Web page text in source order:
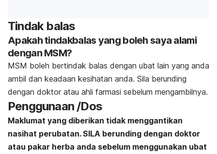
Tindak balas
Apakah tindakbalas yang boleh saya alami
dengan MSM?
MSM boleh bertindak balas dengan ubat lain yang anda
ambil dan keadaan kesihatan anda. Sila berunding
dengan doktor atau ahli farmasi sebelum mengambilnya.
Penggunaan /Dos
Maklumat yang diberikan tidak menggantikan
nasihat perubatan. SILA berunding dengan doktor
atau pakar herba anda sebelum menggunakan ubat